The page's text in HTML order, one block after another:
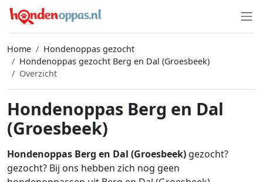
Home
Hondenoppas gezocht
Hondenoppas gezocht Berg en Dal (Groesbeek)
Overzicht
Hondenoppas Berg en Dal
(Groesbeek)
Hondenoppas Berg en Dal (Groesbeek) gezocht?
gezocht? Bij ons hebben zich nog geen